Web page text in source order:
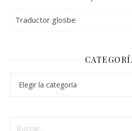
Traductor glosbe